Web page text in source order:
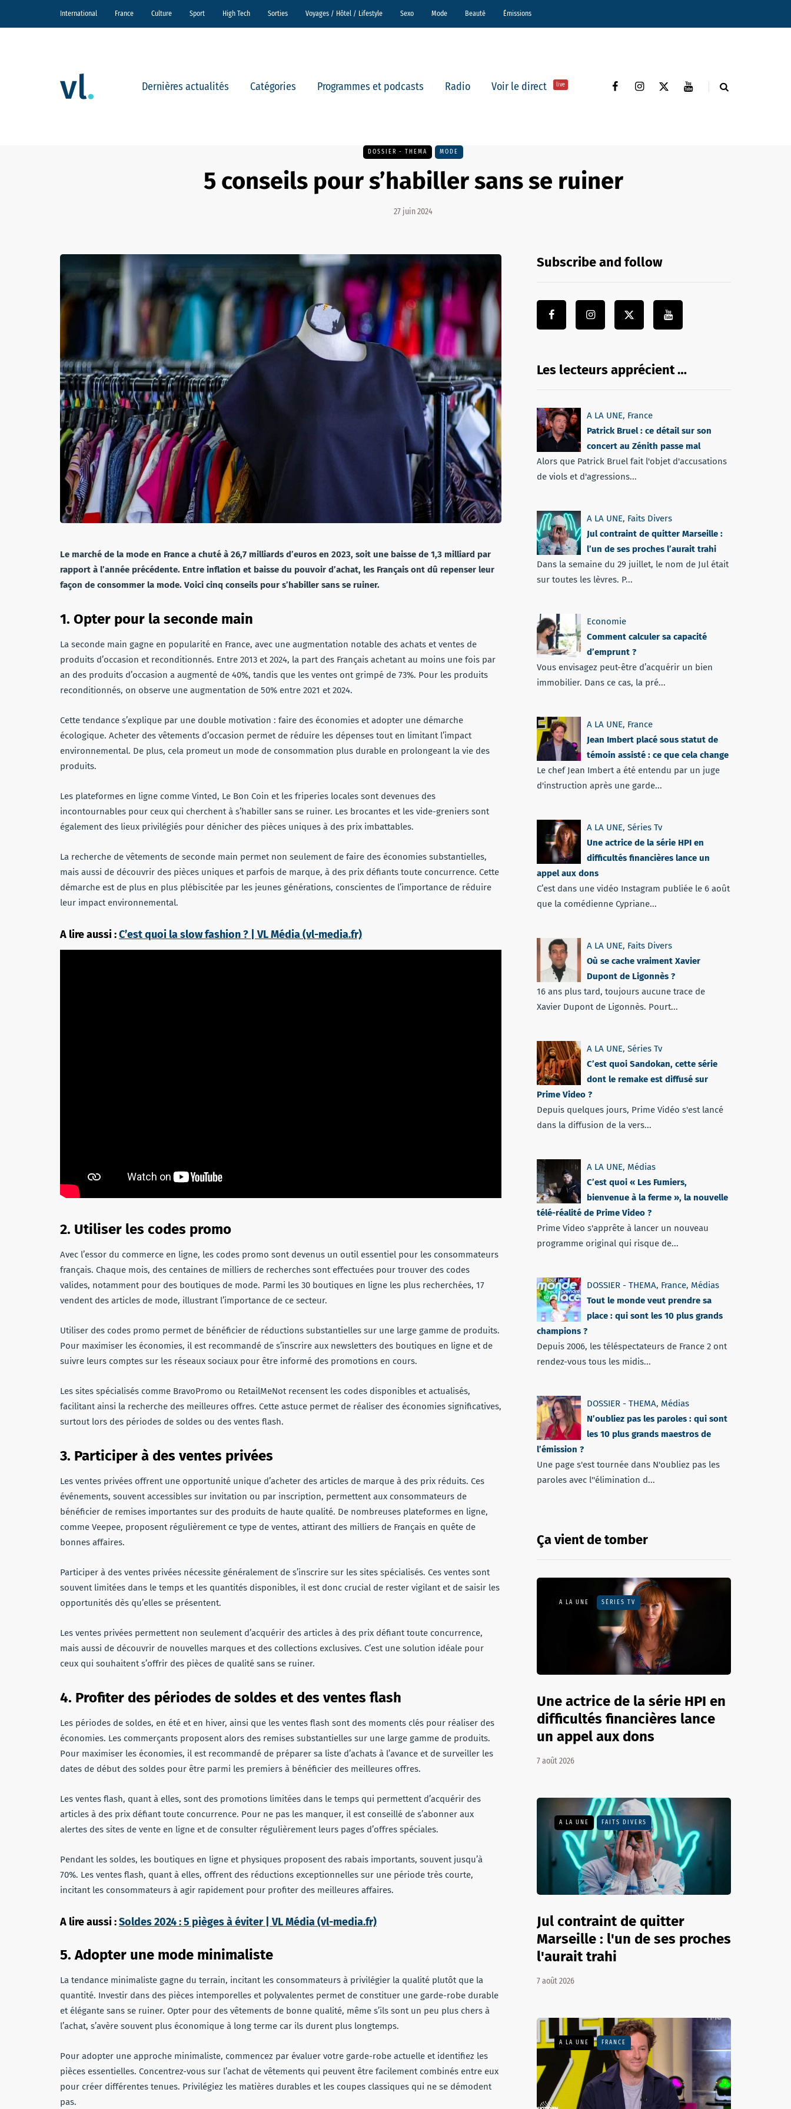
International France Culture Sport High Tech Sorties Voyages / Hôtel / Lifestyle Sexo Mode Beauté Émissions
Dernières actualités Catégories Programmes et podcasts Radio Voir le direct live
DOSSIER - THEMA MODE
5 conseils pour s’habiller sans se ruiner
27 juin 2024
Le marché de la mode en France a chuté à 26,7 milliards d’euros en 2023, soit une baisse de 1,3 milliard par
rapport à l’année précédente. Entre inflation et baisse du pouvoir d’achat, les Français ont dû repenser leur
façon de consommer la mode. Voici cinq conseils pour s’habiller sans se ruiner.
1. Opter pour la seconde main
La seconde main gagne en popularité en France, avec une augmentation notable des achats et ventes de
produits d’occasion et reconditionnés. Entre 2013 et 2024, la part des Français achetant au moins une fois par
an des produits d’occasion a augmenté de 40%, tandis que les ventes ont grimpé de 73%. Pour les produits
reconditionnés, on observe une augmentation de 50% entre 2021 et 2024.
Cette tendance s’explique par une double motivation : faire des économies et adopter une démarche
écologique. Acheter des vêtements d’occasion permet de réduire les dépenses tout en limitant l’impact
environnemental. De plus, cela promeut un mode de consommation plus durable en prolongeant la vie des
produits.
Les plateformes en ligne comme Vinted, Le Bon Coin et les friperies locales sont devenues des
incontournables pour ceux qui cherchent à s’habiller sans se ruiner. Les brocantes et les vide-greniers sont
également des lieux privilégiés pour dénicher des pièces uniques à des prix imbattables.
La recherche de vêtements de seconde main permet non seulement de faire des économies substantielles,
mais aussi de découvrir des pièces uniques et parfois de marque, à des prix défiants toute concurrence. Cette
démarche est de plus en plus plébiscitée par les jeunes générations, conscientes de l’importance de réduire
leur impact environnemental.
A lire aussi :C’est quoi la slow fashion ? | VL Média (vl-media.fr)
2. Utiliser les codes promo
Avec l’essor du commerce en ligne, les codes promo sont devenus un outil essentiel pour les consommateurs
français. Chaque mois, des centaines de milliers de recherches sont effectuées pour trouver des codes
valides, notamment pour des boutiques de mode. Parmi les 30 boutiques en ligne les plus recherchées, 17
vendent des articles de mode, illustrant l’importance de ce secteur.
Utiliser des codes promo permet de bénéficier de réductions substantielles sur une large gamme de produits.
Pour maximiser les économies, il est recommandé de s’inscrire aux newsletters des boutiques en ligne et de
suivre leurs comptes sur les réseaux sociaux pour être informé des promotions en cours.
Les sites spécialisés comme BravoPromo ou RetailMeNot recensent les codes disponibles et actualisés,
facilitant ainsi la recherche des meilleures offres. Cette astuce permet de réaliser des économies significatives,
surtout lors des périodes de soldes ou des ventes flash.
3. Participer à des ventes privées
Les ventes privées offrent une opportunité unique d’acheter des articles de marque à des prix réduits. Ces
événements, souvent accessibles sur invitation ou par inscription, permettent aux consommateurs de
bénéficier de remises importantes sur des produits de haute qualité. De nombreuses plateformes en ligne,
comme Veepee, proposent régulièrement ce type de ventes, attirant des milliers de Français en quête de
bonnes affaires.
Participer à des ventes privées nécessite généralement de s’inscrire sur les sites spécialisés. Ces ventes sont
souvent limitées dans le temps et les quantités disponibles, il est donc crucial de rester vigilant et de saisir les
opportunités dès qu’elles se présentent.
Les ventes privées permettent non seulement d’acquérir des articles à des prix défiant toute concurrence,
mais aussi de découvrir de nouvelles marques et des collections exclusives. C’est une solution idéale pour
ceux qui souhaitent s’offrir des pièces de qualité sans se ruiner.
4. Profiter des périodes de soldes et des ventes flash
Les périodes de soldes, en été et en hiver, ainsi que les ventes flash sont des moments clés pour réaliser des
économies. Les commerçants proposent alors des remises substantielles sur une large gamme de produits.
Pour maximiser les économies, il est recommandé de préparer sa liste d’achats à l’avance et de surveiller les
dates de début des soldes pour être parmi les premiers à bénéficier des meilleures offres.
Les ventes flash, quant à elles, sont des promotions limitées dans le temps qui permettent d’acquérir des
articles à des prix défiant toute concurrence. Pour ne pas les manquer, il est conseillé de s’abonner aux
alertes des sites de vente en ligne et de consulter régulièrement leurs pages d’offres spéciales.
Pendant les soldes, les boutiques en ligne et physiques proposent des rabais importants, souvent jusqu’à
70%. Les ventes flash, quant à elles, offrent des réductions exceptionnelles sur une période très courte,
incitant les consommateurs à agir rapidement pour profiter des meilleures affaires.
A lire aussi :Soldes 2024 : 5 pièges à éviter | VL Média (vl-media.fr)
5. Adopter une mode minimaliste
La tendance minimaliste gagne du terrain, incitant les consommateurs à privilégier la qualité plutôt que la
quantité. Investir dans des pièces intemporelles et polyvalentes permet de constituer une garde-robe durable
et élégante sans se ruiner. Opter pour des vêtements de bonne qualité, même s’ils sont un peu plus chers à
l’achat, s’avère souvent plus économique à long terme car ils durent plus longtemps.
Pour adopter une approche minimaliste, commencez par évaluer votre garde-robe actuelle et identifiez les
pièces essentielles. Concentrez-vous sur l’achat de vêtements qui peuvent être facilement combinés entre eux
pour créer différentes tenues. Privilégiez les matières durables et les coupes classiques qui ne se démodent
pas.
Subscribe and follow
Les lecteurs apprécient …
A LA UNE, France
Patrick Bruel : ce détail sur son
concert au Zénith passe mal
Alors que Patrick Bruel fait l'objet d'accusations
de viols et d'agressions...
A LA UNE, Faits Divers
Jul contraint de quitter Marseille :
l’un de ses proches l’aurait trahi
Dans la semaine du 29 juillet, le nom de Jul était
sur toutes les lèvres. P...
Economie
Comment calculer sa capacité
d’emprunt ?
Vous envisagez peut-être d’acquérir un bien
immobilier. Dans ce cas, la pré...
A LA UNE, France
Jean Imbert placé sous statut de
témoin assisté : ce que cela change
Le chef Jean Imbert a été entendu par un juge
d'instruction après une garde...
A LA UNE, Séries Tv
Une actrice de la série HPI en
difficultés financières lance un
appel aux dons
C’est dans une vidéo Instagram publiée le 6 août
que la comédienne Cypriane...
A LA UNE, Faits Divers
Où se cache vraiment Xavier
Dupont de Ligonnès ?
16 ans plus tard, toujours aucune trace de
Xavier Dupont de Ligonnès. Pourt...
A LA UNE, Séries Tv
C’est quoi Sandokan, cette série
dont le remake est diffusé sur
Prime Video ?
Depuis quelques jours, Prime Vidéo s'est lancé
dans la diffusion de la vers...
A LA UNE, Médias
C’est quoi « Les Fumiers,
bienvenue à la ferme », la nouvelle
télé-réalité de Prime Video ?
Prime Video s'apprête à lancer un nouveau
programme original qui risque de...
DOSSIER - THEMA, France, Médias
Tout le monde veut prendre sa
place : qui sont les 10 plus grands
champions ?
Depuis 2006, les téléspectateurs de France 2 ont
rendez-vous tous les midis...
DOSSIER - THEMA, Médias
N’oubliez pas les paroles : qui sont
les 10 plus grands maestros de
l’émission ?
Une page s'est tournée dans N'oubliez pas les
paroles avec l''élimination d...
Ça vient de tomber
A LA UNE SÉRIES TV
Une actrice de la série HPI en
difficultés financières lance
un appel aux dons
7 août 2026
A LA UNE FAITS DIVERS
Jul contraint de quitter
Marseille : l'un de ses proches
l'aurait trahi
7 août 2026
A LA UNE FRANCE